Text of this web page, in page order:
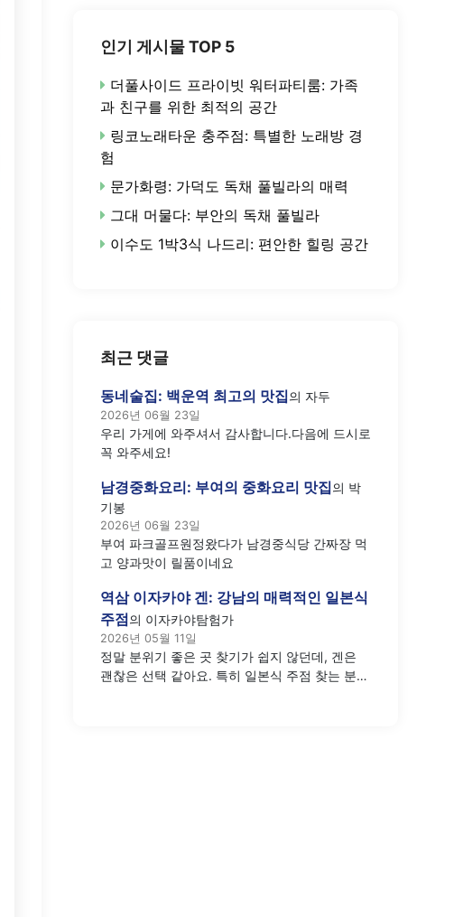
인기 게시물 TOP 5
더풀사이드 프라이빗 워터파티룸: 가족
과 친구를 위한 최적의 공간
링코노래타운 충주점: 특별한 노래방 경
험
문가화령: 가덕도 독채 풀빌라의 매력
그대 머물다: 부안의 독채 풀빌라
이수도 1박3식 나드리: 편안한 힐링 공간
최근 댓글
동네술집: 백운역 최고의 맛집의 자두
2026년 06월 23일
우리 가게에 와주셔서 감사합니다.다음에 드시로
꼭 와주세요!
남경중화요리: 부여의 중화요리 맛집의 박
기봉
2026년 06월 23일
부여 파크골프원정왔다가 남경중식당 간짜장 먹
고 양과맛이 릴품이네요
역삼 이자카야 겐: 강남의 매력적인 일본식
주점의 이자카야탐험가
2026년 05월 11일
정말 분위기 좋은 곳 찾기가 쉽지 않던데, 겐은
괜찮은 선택 같아요. 특히 일본식 주점 찾는 분들